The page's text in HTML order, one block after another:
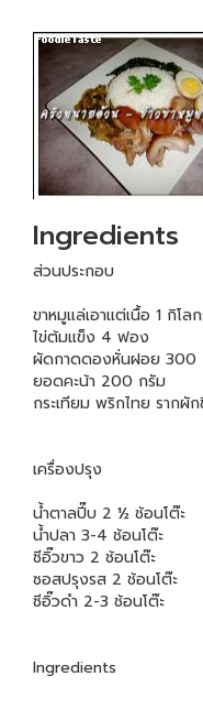
Ingredients
ส่วนประกอบ
ขาหมูแล่เอาแต่เนื้อ 1 กิโล
ไข่ต้มแข็ง 4 ฟอง
ผัดกาดดองหั่นฝอย 300
ยอดคะน้า 200 กรัม
กระเทียม พริกไทย รากผั
เครื่องปรุง
น้ำตาลปี๊บ 2 ½ ช้อนโต๊ะ
น้ำปลา 3-4 ช้อนโต๊ะ
ซีอิ๊วขาว 2 ช้อนโต๊ะ
ซอสปรุงรส 2 ช้อนโต๊ะ
ซีอิ๊วดำ 2-3 ช้อนโต๊ะ
Ingredients